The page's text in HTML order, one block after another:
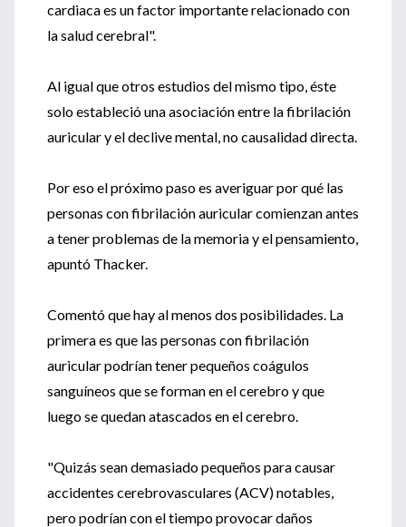
cardiaca es un factor importante relacionado con
la salud cerebral".
Al igual que otros estudios del mismo tipo, éste
solo estableció una asociación entre la fibrilación
auricular y el declive mental, no causalidad directa.
Por eso el próximo paso es averiguar por qué las
personas con fibrilación auricular comienzan antes
a tener problemas de la memoria y el pensamiento,
apuntó Thacker.
Comentó que hay al menos dos posibilidades. La
primera es que las personas con fibrilación
auricular podrían tener pequeños coágulos
sanguíneos que se forman en el cerebro y que
luego se quedan atascados en el cerebro.
"Quizás sean demasiado pequeños para causar
accidentes cerebrovasculares (ACV) notables,
pero podrían con el tiempo provocar daños